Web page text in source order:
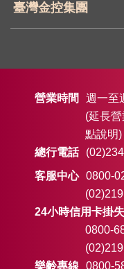
臺灣金控集團
營業時間
週一至
(延長
點說明)
總行電話
客服中心 0800-
24小時信用卡掛
0800-
樂齡專線 0800-